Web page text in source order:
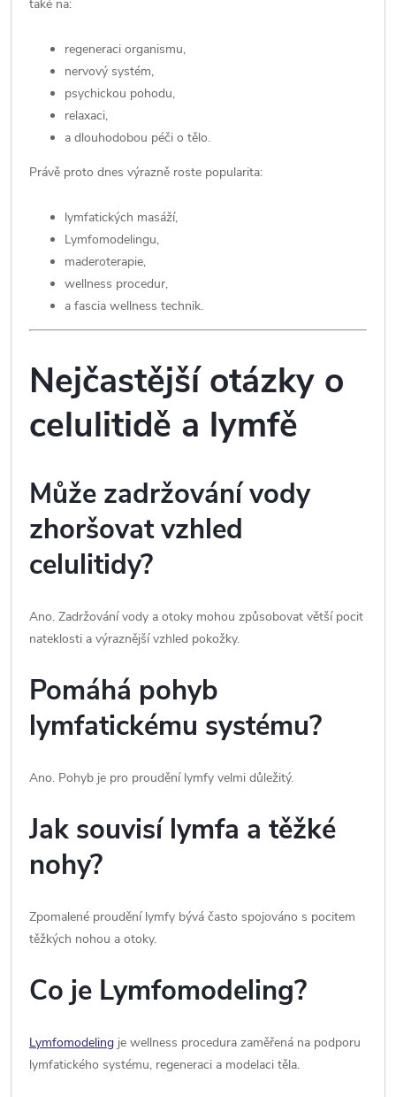
také na:
regeneraci organismu,
nervový systém,
psychickou pohodu,
relaxaci,
a dlouhodobou péči o tělo.
Právě proto dnes výrazně roste popularita:
lymfatických masáží,
Lymfomodelingu,
maderoterapie,
wellness procedur,
a fascia wellness technik.
Nejčastější otázky o
celulitidě a lymfě
Může zadržování vody
zhoršovat vzhled
celulitidy?
Ano. Zadržování vody a otoky mohou způsobovat větší pocit
nateklosti a výraznější vzhled pokožky.
Pomáhá pohyb
lymfatickému systému?
Ano. Pohyb je pro proudění lymfy velmi důležitý.
Jak souvisí lymfa a těžké
nohy?
Zpomalené proudění lymfy bývá často spojováno s pocitem
těžkých nohou a otoky.
Co je Lymfomodeling?
Lymfomodeling je wellness procedura zaměřená na podporu
lymfatického systému, regeneraci a modelaci těla.